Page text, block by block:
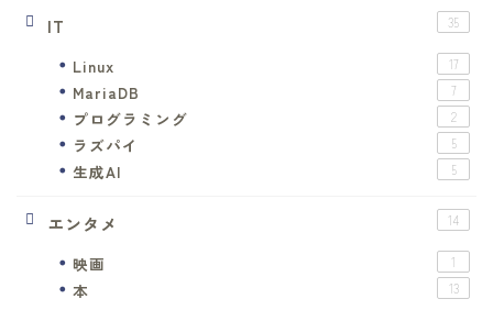
IT 35
Linux 17
MariaDB 7
プログラミング 2
ラズパイ 5
生成AI 5
エンタメ 14
映画 1
本 13